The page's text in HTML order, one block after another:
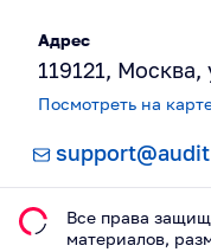
Адрес
119121,
Посмотреть на
Все права
материалов,